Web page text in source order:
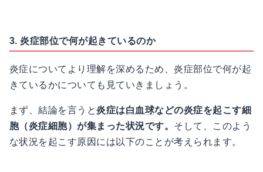
3. 炎症部位で何が起きているのか
炎症についてより理解を深めるため、炎症部位で何が起
きているかについても見ていきましょう。
まず、結論を言うと炎症は白血球などの炎症を起こす細
胞（炎症細胞）が集まった状況です。 そして、このよう
な状況を起こす原因には以下のことが考えられます。